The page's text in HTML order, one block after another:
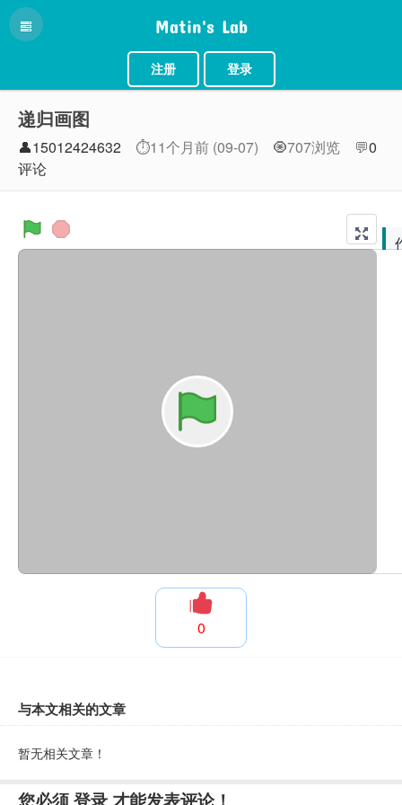
Matin's Lab
注册 登录
递归画图
👤15012424632 ⏱11个月前 (09-07) 🧿707浏览 💬0
评论
0
与本文相关的文章
暂无相关文章！
您必须登录 才能发表评论！